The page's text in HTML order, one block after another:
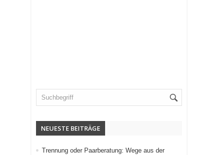
NEUESTE BEITRÄGE
Trennung oder Paarberatung: Wege aus der